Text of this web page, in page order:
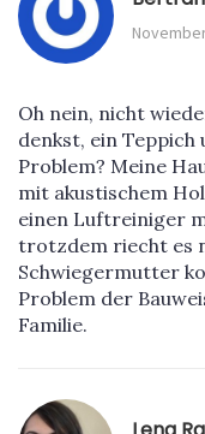
Oh nein, nicht
denkst, ein Teppich
Problem? Meine
mit akustischem
einen Luftreiniger
trotzdem riecht es
Schwiegermutter
Problem der
Familie.